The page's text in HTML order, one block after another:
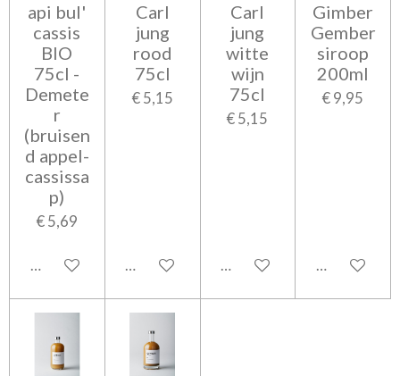
api bul'
cassis
BIO
75cl -
Demete
r
(bruisen
d appel-
cassissa
p)
€ 5,69
In winkelwagen
Carl
jung
rood
75cl
€ 5,15
In winkelwagen
Carl
jung
witte
wijn
75cl
€ 5,15
In winkelwagen
Gimber
Gember
siroop
200ml
€ 9,95
In